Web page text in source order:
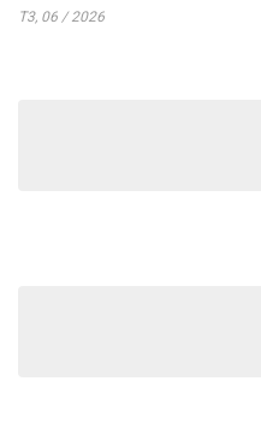
T3, 06 / 2026